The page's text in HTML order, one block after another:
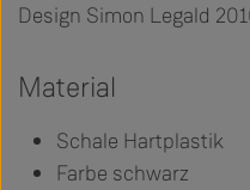
Design Simon Legald
Material
Schale Hartplastik
Farbe schwarz